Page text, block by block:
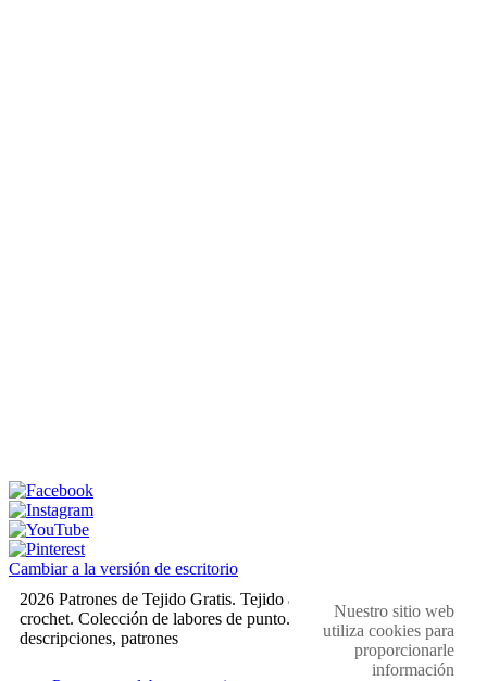
Cambiar a la versión de escritorio
2026 Patrones de Tejido Gratis. Tejido a dos agujas y
crochet. Colección de labores de punto. Muestras,
descripciones, patrones
Nuestro sitio web
utiliza cookies para
proporcionarle
información